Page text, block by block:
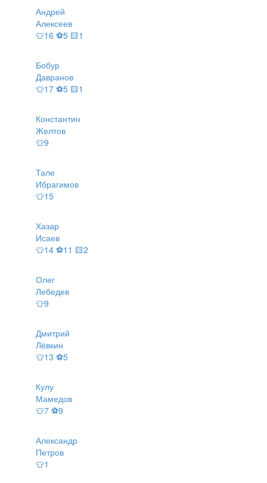
Андрей
Алексеев
👕16 ⚽5 🟨1
Бобур
Давранов
👕17 ⚽5 🟨1
Константин
Желтов
👕9
Тале
Ибрагимов
👕15
Хазар
Исаев
👕14 ⚽11 🟨2
Олег
Лебедев
👕9
Дмитрий
Лёвкин
👕13 ⚽5
Кулу
Мамедов
👕7 ⚽9
Александр
Петров
👕1